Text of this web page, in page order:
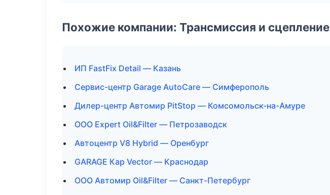
Похожие компании: Трансмиссия и сцепление
ИП FastFix Detail — Казань
Сервис-центр Garage AutoCare — Симферополь
Дилер-центр Автомир PitStop — Комсомольск-на-Амуре
ООО Expert Oil&Filter — Петрозаводск
Автоцентр V8 Hybrid — Оренбург
GARAGE Кар Vector — Краснодар
ООО Автомир Oil&Filter — Санкт-Петербург